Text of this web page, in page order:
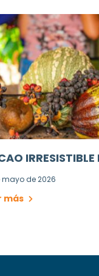
IRRESISTIBLE
mayo de 2026
más